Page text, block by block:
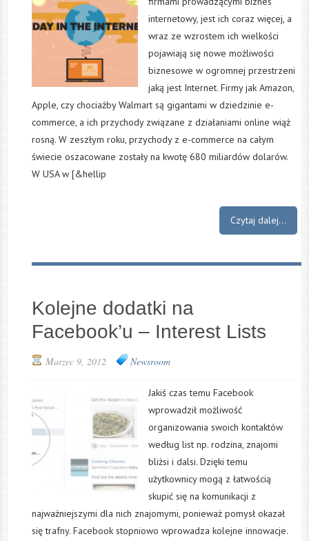
internetowy, jest ich coraz więcej, a
wraz ze wzrostem ich wielkości
pojawiają się nowe możliwości
biznesowe w ogromnej przestrzeni
jaką jest Internet. Firmy jak Amazon,
Apple, czy chociażby Walmart są gigantami w dziedzinie e-
commerce, a ich przychody związane z działaniami online wiąż
rosną. W zeszłym roku, przychody z e-commerce na całym
świecie oszacowane zostały na kwotę 680 miliardów dolarów.
W USA w [&hellip
Czytaj dalej...
Kolejne dodatki na
Facebook’u – Interest Lists
Marzec 9, 2012 Newsroom
Jakiś czas temu Facebook
wprowadził możliwość
organizowania swoich kontaktów
według list np. rodzina, znajomi
bliżsi i dalsi. Dzięki temu
użytkownicy mogą z łatwością
skupić się na komunikacji z
najważniejszymi dla nich znajomymi, ponieważ pomysł okazał
się trafny. Facebook stopniowo wprowadza kolejne innowacje.